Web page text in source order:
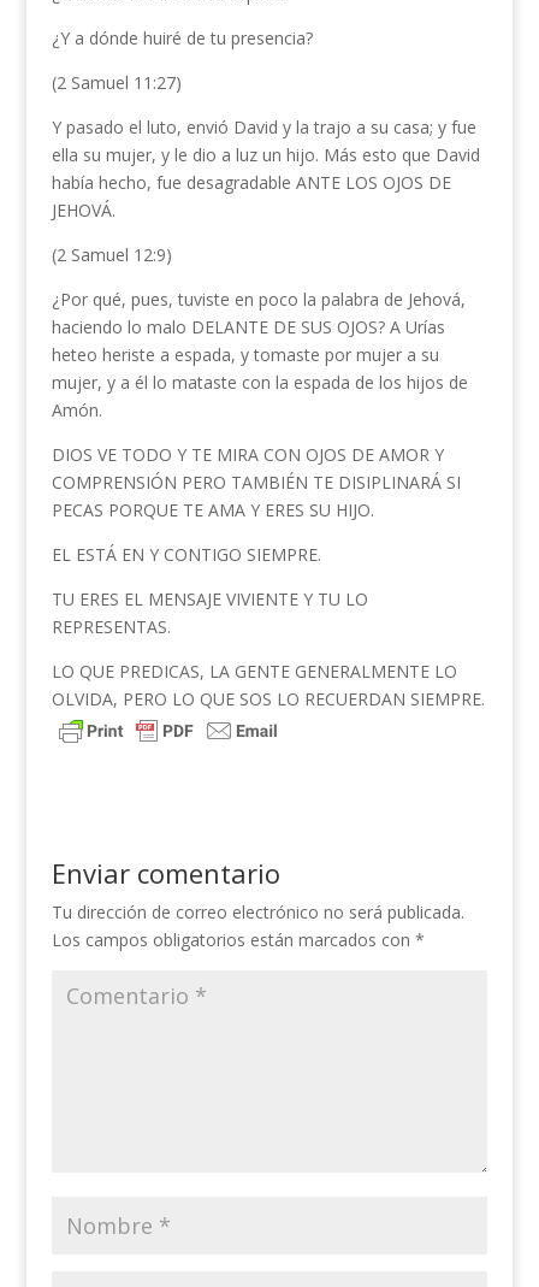
¿Y a dónde huiré de tu presencia?
(2 Samuel 11:27)
Y pasado el luto, envió David y la trajo a su casa; y fue
ella su mujer, y le dio a luz un hijo. Más esto que David
había hecho, fue desagradable ANTE LOS OJOS DE
JEHOVÁ.
(2 Samuel 12:9)
¿Por qué, pues, tuviste en poco la palabra de Jehová,
haciendo lo malo DELANTE DE SUS OJOS? A Urías
heteo heriste a espada, y tomaste por mujer a su
mujer, y a él lo mataste con la espada de los hijos de
Amón.
DIOS VE TODO Y TE MIRA CON OJOS DE AMOR Y
COMPRENSIÓN PERO TAMBIÉN TE DISIPLINARÁ SI
PECAS PORQUE TE AMA Y ERES SU HIJO.
EL ESTÁ EN Y CONTIGO SIEMPRE.
TU ERES EL MENSAJE VIVIENTE Y TU LO
REPRESENTAS.
LO QUE PREDICAS, LA GENTE GENERALMENTE LO
OLVIDA, PERO LO QUE SOS LO RECUERDAN SIEMPRE.
Enviar comentario
Tu dirección de correo electrónico no será publicada.
Los campos obligatorios están marcados con *